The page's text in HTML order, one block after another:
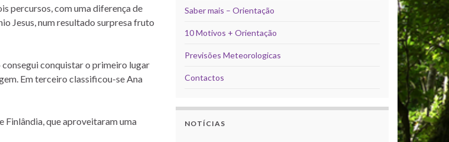
percursos, com uma diferença de
Jesus, num resultado surpresa fruto
consegui conquistar o primeiro lugar
Em terceiro classificou-se Ana
Finlândia, que aproveitaram uma
Saber mais – Orientação
10 Motivos + Orientação
Previsões Meteorologicas
Contactos
NOTÍCIAS